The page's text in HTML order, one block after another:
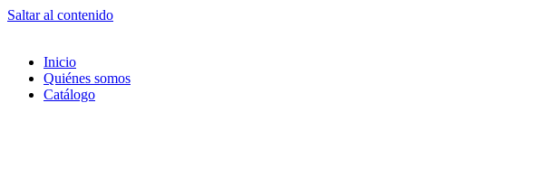
Saltar al contenido
Inicio
Quiénes somos
Catálogo